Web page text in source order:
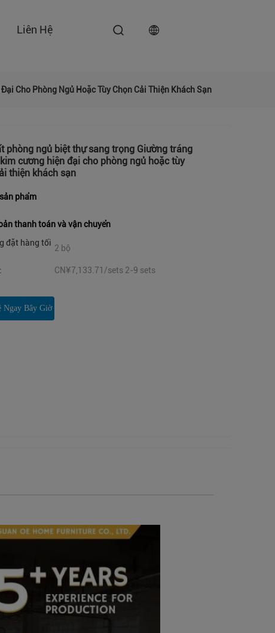
Liên Hệ
Cho Phòng Ngủ Hoặc Tùy Chọn Cải Thiện Khách Sạn
phòng ngủ biệt thự sang trọng Giường tráng
cương hiện đại cho phòng ngủ hoặc tùy
thiện khách sạn
phẩm
thanh toán và vận chuyển
đặt hàng tối
2 bộ
CN¥7,133.71/sets 2-9 sets
Ngay Bây Giờ